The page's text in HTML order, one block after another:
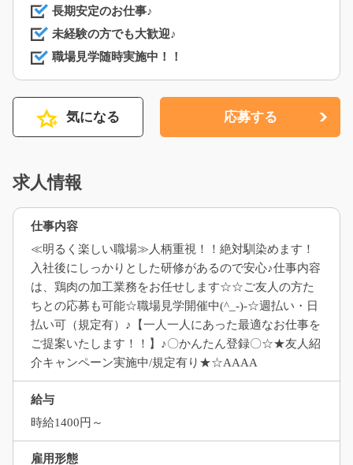
長期安定のお仕事♪
未経験の方でも大歓迎♪
職場見学随時実施中！！
気になる 応募する
求人情報
仕事内容
≪明るく楽しい職場≫人柄重視！！絶対馴染めます！
入社後にしっかりとした研修があるので安心♪仕事内容
は、鶏肉の加工業務をお任せします☆☆ご友人の方た
ちとの応募も可能☆職場見学開催中(^_-)-☆週払い・日
払い可（規定有）♪【一人一人にあった最適なお仕事を
ご提案いたします！！】♪〇かんたん登録〇☆★友人紹
介キャンペーン実施中/規定有り★☆AAAA
給与
時給1400円～
雇用形態